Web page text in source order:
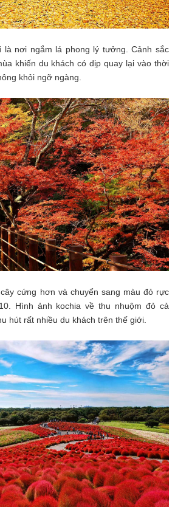
là nơi ngắm lá phong lý tưởng. Cảnh sắc
khiến du khách có dịp quay lại vào thời
khỏi ngỡ ngàng.
cứng hơn và chuyển sang màu đỏ rực
Hình ảnh kochia về thu nhuộm đỏ cả
hút rất nhiều du khách trên thế giới.